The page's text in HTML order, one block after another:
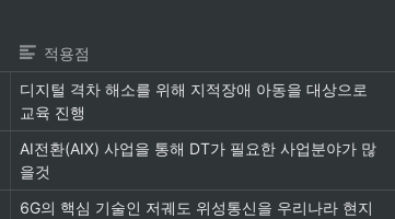
적용점
디지털 격차 해소를 위해 지적장애 아동을 대상으로
교육 진행
AI전환(AIX) 사업을 통해 DT가 필요한 사업분야가 많
을것
6G의 핵심 기술인 저궤도 위성통신을 우리나라 현지